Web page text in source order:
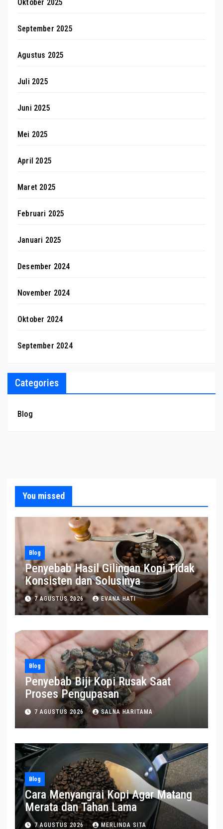
Oktober 2025
September 2025
Agustus 2025
Juli 2025
Juni 2025
Mei 2025
April 2025
Maret 2025
Februari 2025
Januari 2025
Desember 2024
November 2024
Oktober 2024
September 2024
Categories
Blog
You missed
Blog
Penyebab Hasil Gilingan Kopi Tidak
Konsisten dan Solusinya
7 AGUSTUS 2026 EVANA HATI
Blog
Penyebab Biji Kopi Rusak Saat
Proses Pengupasan
7 AGUSTUS 2026 SALNA HARITAMA
Blog
Cara Menyangrai Kopi Agar Matang
Merata dan Tahan Lama
7 AGUSTUS 2026 MERLINDA SITA